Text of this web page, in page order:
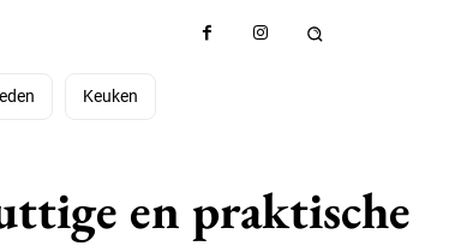
Keuken
en praktische